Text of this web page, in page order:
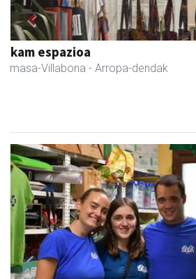
Fleming Herri Eskola
Amasa-Villabona - Hezkuntza
Previous